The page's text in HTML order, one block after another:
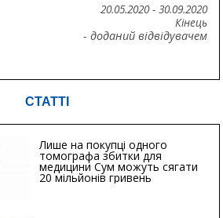
20.05.2020- 30.09.2020
Кінець
- доданий відвідувачем
СТАТТІ
Лише на покупці одного
томографа збитки для
медицини Сум можуть сягати
20 мільйонів гривень